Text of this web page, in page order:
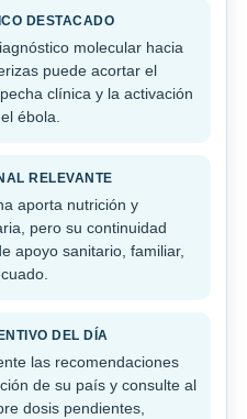
DESTACADO
molecular hacia
puede acortar el
clínica y la activación
ébola.
RELEVANTE
aporta nutrición y
pero su continuidad
apoyo sanitario, familiar,
DEL DÍA
las recomendaciones
de su país y consulte al
dosis pendientes,